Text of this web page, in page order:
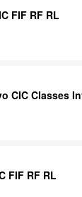
FIF RF RL
CIC Classes
FIF RF RL